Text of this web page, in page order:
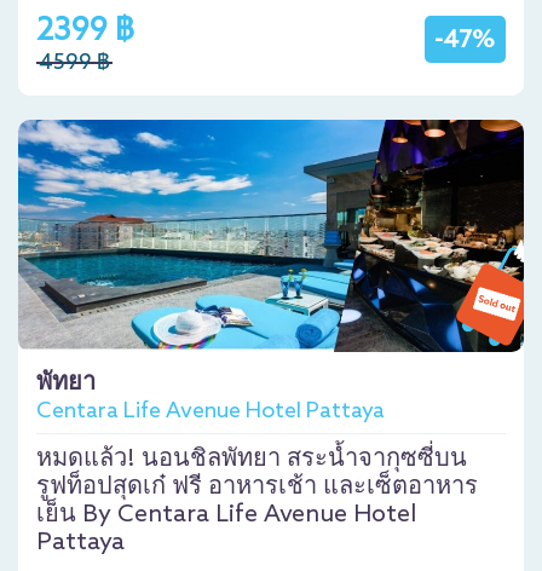
-47%
2399 ฿
4599 ฿
พัทยา
Centara Life Avenue Hotel Pattaya
หมดแล้ว! นอนชิลพัทยา สระน้ำจากุซซี่บน
รูฟท็อปสุดเก๋ ฟรี อาหารเช้า และเซ็ตอาหาร
เย็น By Centara Life Avenue Hotel
Pattaya